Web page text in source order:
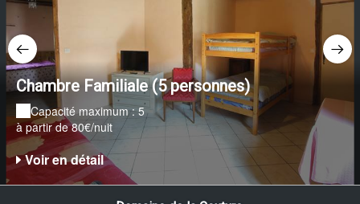
Chambre Familiale (5 personnes)
Capacité maximum : 5
à partir de 80€/nuit
Voir en détail